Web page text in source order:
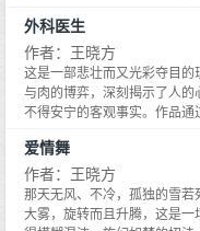
的阿喀琉斯之踵。
委书记洪文山和市长夏闻天之
展观问题；通过药王庙社区大
湖生态难等重大事件的深刻
社会中的心灵嬗变。小说不
淋漓尽致。
外科医生
作者：王晓方
这是一部悲壮而又光彩夺目
与肉的博弈，深刻揭示了人
不得安宁的客观事实。作品通
的爱情与不可战胜的欲望展开
钥匙，来开启女人紧锁或虚掩
彻入大地……灵与肉的战场就
潜入人的灵魂谷底，对人进
爱情舞
作者：王晓方
那天无风、不冷，孤独的雪
大雾，旋转而且升腾，这是